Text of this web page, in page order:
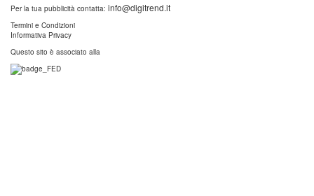
Per la tua pubblicità contatta: info@digitrend.it
Termini e Condizioni
Informativa Privacy
Questo sito è associato alla